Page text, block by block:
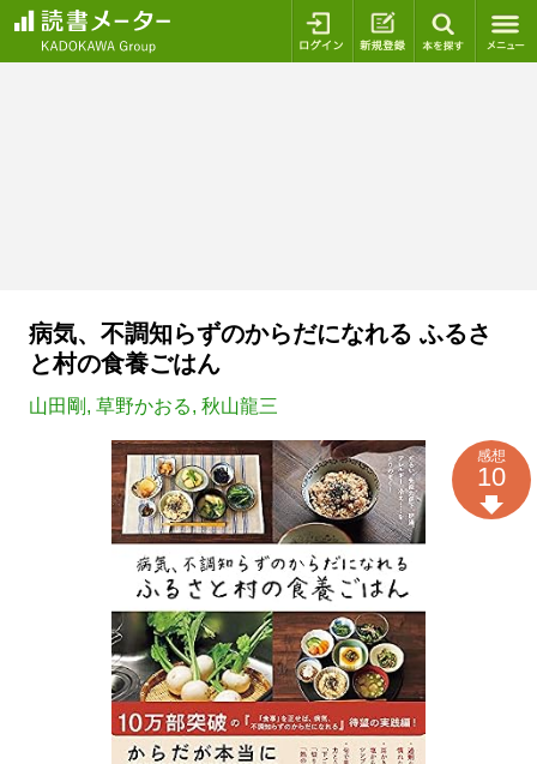
ログイン 新規登録
病気、不調知らずのからだになれる ふるさ
と村の食養ごはん
山田剛 , 草野かおる, 秋山龍三
感想
10